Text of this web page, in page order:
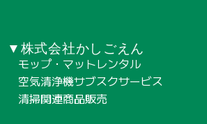
▼株式会社かしごえん
モップ・マットレンタル
空気清浄機サブスクサービス
清掃関連商品販売